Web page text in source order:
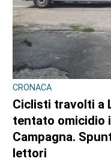
CRONACA
Ciclisti travolti a
tentato omicidio